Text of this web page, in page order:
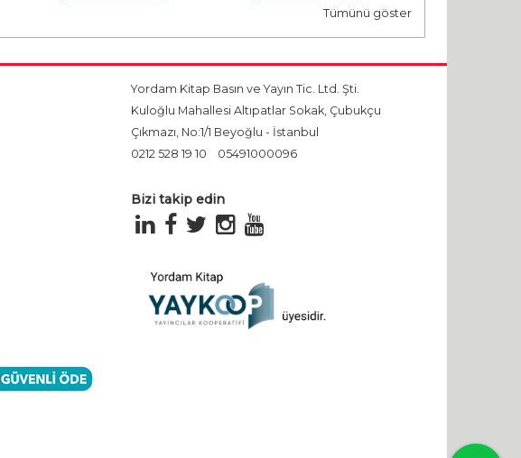
Tümünü göster
Yordam Kitap Basın ve Yayın Tic. Ltd. Şti.
Kuloğlu Mahallesi Altıpatlar Sokak, Çubukçu
Çıkmazı, No:1/1 Beyoğlu - İstanbul
0212 528 19 10
05491000096
Bizi takip edin